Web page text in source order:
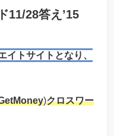
11/28答え’15
イトサイトとなり、
)クロスワー